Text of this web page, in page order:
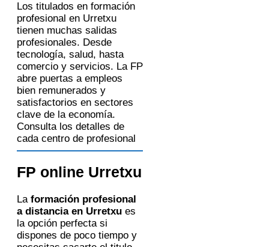
Los titulados en formación
profesional en Urretxu
tienen muchas salidas
profesionales. Desde
tecnología, salud, hasta
comercio y servicios. La FP
abre puertas a empleos
bien remunerados y
satisfactorios en sectores
clave de la economía.
Consulta los detalles de
cada centro de profesional
FP online Urretxu
La formación profesional
a distancia en Urretxu es
la opción perfecta si
dispones de poco tiempo y